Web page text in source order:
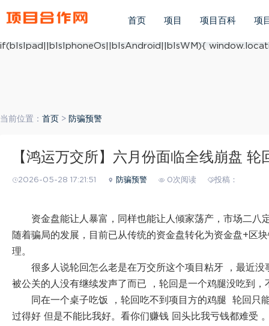
ua.match(/iphone os/i) == "iphone os"; var bIsAndroid =
if(bIsIpad||bIsIphoneOs||bIsAndroid||bIsWM){
首页 项目 项目百科 项
当前位置： 首页 > 防骗预警
【鸿运万交所】六月份面临全线崩盘
2026-05-28 17:21:51 防骗预警 0次阅读 投稿：
资金盘能让人暴富，同样也能让人倾家荡产，市场二
随着骗局的发展，目前已从传统的资金盘转化为资金盘+区
理。
很多人说轮回怎么老是在万交所这个项目粘牙 ，最近
被公关的人没有继续发声了而已 ，轮回是一个鸡腿没吃到
同在一个桌子吃饭 ，轮回吃不到项目方的鸡腿 轮回
过得好 但是不能比我好。看你们赚钱 回头比我亏钱都难受